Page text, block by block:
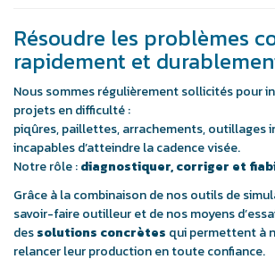
Résoudre les problèmes
rapidement et
Nous sommes régulièrement sollicités pour
projets en difficulté :
piqûres, paillettes, arrachements, outillages
incapables d’atteindre la cadence visée.
Notre rôle :diagnostiquer, corriger et
Grâce à la combinaison de nos outils de
savoir-faire outilleur et de nos moyens
dessolutions concrètes qui permettent à
relancer leur production en toute confiance.